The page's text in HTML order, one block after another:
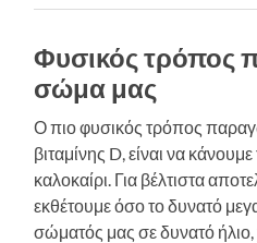
Φυσικός τρόπος
σώμα μας
Ο πιο φυσικός τρόπος
βιταμίνης D, είναι να
καλοκαίρι. Για βέλτιστα
εκθέτουμε όσο το δυνατό
σώματός μας σε δυνατό